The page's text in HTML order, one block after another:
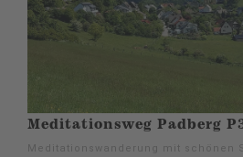
Meditationsweg Padberg
Meditationswanderung mit schönen